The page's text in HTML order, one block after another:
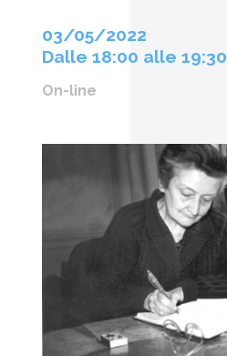
03/05/2022
Dalle 18:00 alle 19:30
On-line